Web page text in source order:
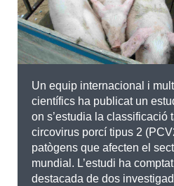
CERCAR
Un equip internacional i
científics ha publicat un
on s’estudia la classificació
circovirus porcí tipus 2
patògens que afecten el
mundial. L’estudi ha
destacada de dos